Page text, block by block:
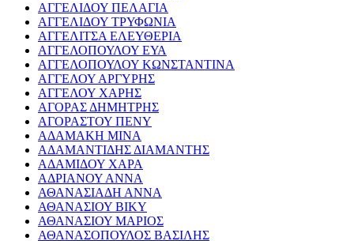
ΑΓΓΕΛΙΔΟΥ ΠΕΛΑΓΙΑ
ΑΓΓΕΛΙΔΟΥ ΤΡΥΦΩΝΙΑ
ΑΓΓΕΛΙΤΣΑ ΕΛΕΥΘΕΡΙΑ
ΑΓΓΕΛΟΠΟΥΛΟΥ ΕΥΑ
ΑΓΓΕΛΟΠΟΥΛΟΥ ΚΩΝΣΤΑΝΤΙΝΑ
ΑΓΓΕΛΟΥ ΑΡΓΥΡΗΣ
ΑΓΓΕΛΟΥ ΧΑΡΗΣ
ΑΓΟΡΑΣ ΔΗΜΗΤΡΗΣ
ΑΓΟΡΑΣΤΟΥ ΠΕΝΥ
ΑΔΑΜΑΚΗ ΜΙΝΑ
ΑΔΑΜΑΝΤΙΔΗΣ ΔΙΑΜΑΝΤΗΣ
ΑΔΑΜΙΔΟΥ ΧΑΡΑ
ΑΔΡΙΑΝΟΥ ΑΝΝΑ
ΑΘΑΝΑΣΙΑΔΗ ΑΝΝΑ
ΑΘΑΝΑΣΙΟΥ ΒΙΚΥ
ΑΘΑΝΑΣΙΟΥ ΜΑΡΙΟΣ
ΑΘΑΝΑΣΟΠΟΥΛΟΣ ΒΑΣΙΛΗΣ